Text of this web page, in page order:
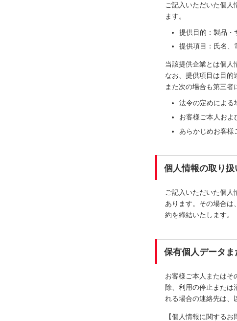
ご記入いただいた個人
ます。
提供目的：製品・
提供項目：氏名、
当該提供企業とは個人
なお、提供項目は目的
また次の場合も第三者
法令の定めによる
お客様ご本人およ
あらかじめお客様
個人情報の取り
ご記入いただいた個
あります。その場合は
約を締結いたします。
保有個人データ
お客様ご本人またはそ
除、利用の停止または
れる場合の連絡先は、
【個人情報に関するお